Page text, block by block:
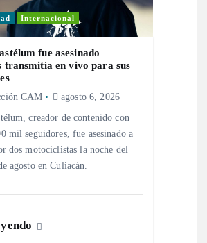
Internacional
fue asesinado
transmitía en vivo para sus
CAM agosto 6, 2026
creador de contenido con
mil seguidores, fue asesinado a
dos motociclistas la noche del
agosto en Culiacán.